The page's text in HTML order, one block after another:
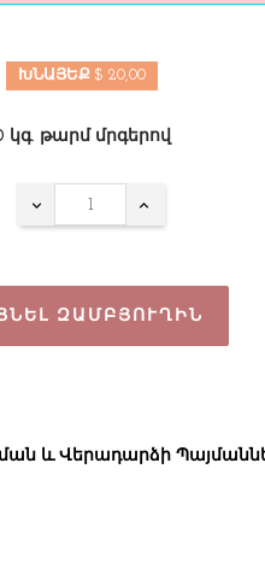
ԽՆԱՅԵՔ $ 20,00
կգ. թարմ մրգերով
ԶԱՄԲՅՈՒՂԻՆ
և Վերադարձի